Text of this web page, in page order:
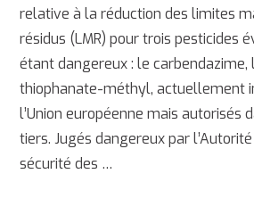
AFFICHER
relative à la réduction des limites
résidus (LMR) pour trois pesticides
étant dangereux : le
thiophanate-méthyl, actuellement
l’Union européenne mais autorisés
tiers. Jugés dangereux par
sécurité des …